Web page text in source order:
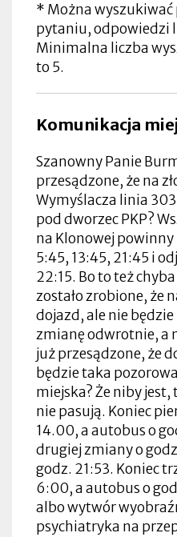
* Można
pytaniu, odpowiedzi
Minimalna liczba
to 5.
Komunikacja
Szanowny Panie
przesądzone, że na
Wymyślacza linia
pod dworzec PKP?
na Klonowej
5:45, 13:45, 21:45 i
22:15. Bo to też
zostało zrobione, że
dojazd, ale nie
zmianę odwrotnie, a
już przesądzone, że
będzie taka
miejska? Że niby
nie pasują. Koniec
14.00, a autobus o
drugiej zmiany o
godz. 21:53. Koniec
6:00, a autobus o
albo wytwór
psychiatryka na